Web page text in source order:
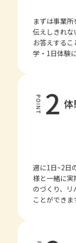
まずは事業
伝えしきれな
お答えする
学・1日体験
週に1日~2日
様と一緒に
のづくり、
ことができま